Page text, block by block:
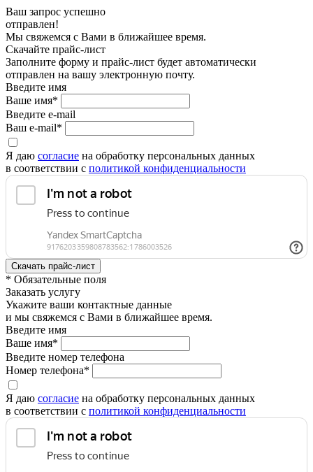
Ваш запрос успешно
отправлен!
Мы свяжемся с Вами в ближайшее время.
Скачайте прайс-лист
Заполните форму и прайс-лист будет автоматически
отправлен на вашу электронную почту.
Введите имя
Ваше имя*
Введите e-mail
Ваш e-mail*
Я даю согласие на обработку персональных данных
в соответствии с политикой конфиденциальности
* Обязательные поля
Заказать услугу
Укажите ваши контактные данные
и мы свяжемся с Вами в ближайшее время.
Введите имя
Ваше имя*
Введите номер телефона
Номер телефона*
Я даю согласие на обработку персональных данных
в соответствии с политикой конфиденциальности